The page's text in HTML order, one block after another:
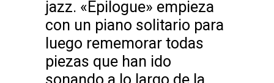
jazz. «Epilogue» empieza
con un piano solitario para
luego rememorar todas
piezas que han ido